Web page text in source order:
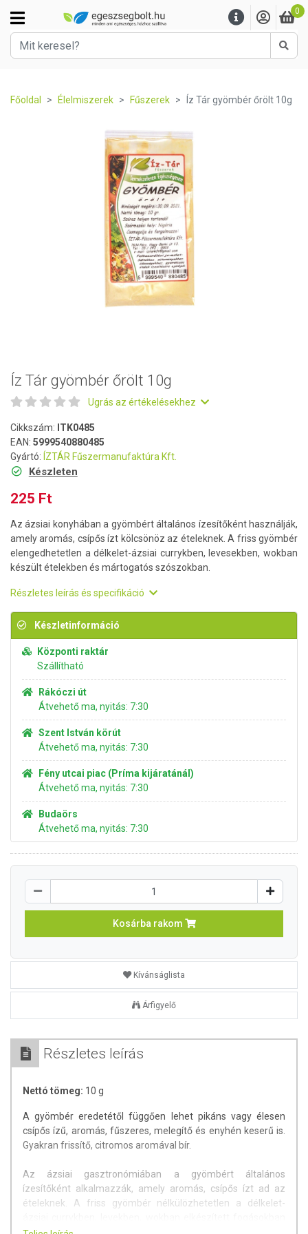
0
Főoldal Élelmiszerek Fűszerek Íz Tár gyömbér őrölt 10g
Íz Tár gyömbér őrölt 10g
Ugrás az értékelésekhez
Cikkszám: ITK0485
EAN: 5999540880485
Gyártó: ÍZTÁR Fűszermanufaktúra Kft.
Készleten
225 Ft
Az ázsiai konyhában a gyömbért általános ízesítőként használják,
amely aromás, csípős ízt kölcsönöz az ételeknek. A friss gyömbér
elengedhetetlen a délkelet-ázsiai currykben, levesekben, wokban
készült ételekben és mártogatós szószokban.
Részletes leírás és specifikáció
Készletinformáció
Központi raktár
Szállítható
Rákóczi út
Átvehető ma, nyitás: 7:30
Szent István körút
Átvehető ma, nyitás: 7:30
Fény utcai piac (Príma kijáratánál)
Átvehető ma, nyitás: 7:30
Budaörs
Átvehető ma, nyitás: 7:30
Kosárba rakom
Kívánságlista
Árfigyelő
Részletes leírás
Nettó tömeg: 10 g
A gyömbér eredetétől függően lehet pikáns vagy élesen
csípős ízű, aromás, fűszeres, melegítő és enyhén keserű is.
Gyakran frissítő, citromos aromával bír.
Az ázsiai gasztronómiában a gyömbért általános
ízesítőként alkalmazzák, amely aromás, csípős ízt ad az
ételeknek. A friss gyömbér nélkülözhetetlen a délkelet-